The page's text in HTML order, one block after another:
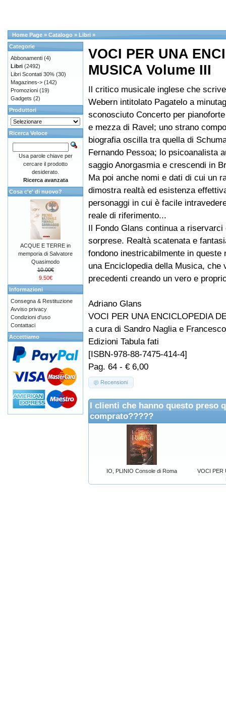
Home Page » Catalogo » Libri »
VOCI PER UNA
MUSICA Volume III
Il critico musicale inglese che
Webern intitolato Pagatelo a
sconosciuto Concerto per
e mezza di Ravel; uno strano
biografia oscilla tra quella di
Fernando Pessoa; lo psicoanalista
saggio Anorgasmia e crescendi in
Ma poi anche nomi e dati di cui un
dimostra realtà ed esistenza
personaggi in cui è facile
reale di riferimento...
Il Fondo Glans continua a riservarci
sorprese. Realtà scatenata e
fondono inestricabilmente in queste
una Enciclopedia della Musica, che
precedenti creando un vero e
Adriano Glans
VOCI PER UNA ENCICLOPEDIA
a cura di Sandro Naglia e
Edizioni Tabula fati
[ISBN-978-88-7475-414-4]
Pag. 64 - € 6,00
Recensioni
I clienti che hanno questo preso
comprato?????
IO, PLINIO Console di Roma
VOCI PER
Categorie
Abbonamenti (4)
Libri (2492)
Libri Scontati 30% (30)
Magazines-> (142)
Promozioni (19)
Gadgets (2)
Produttori
Ricerca Veloce
Usa parole chiave per
cercare il prodotto
desiderato.
Ricerca avanzata
Cosa c'e' di nuovo?
ACQUE E TERRE in
memporia di Salvatore
Quasimodo
10.00€
9.50€
Informazioni
Consegna & Restituzione
Avviso privacy
Condizioni d'uso
Contattaci
Accettiamo